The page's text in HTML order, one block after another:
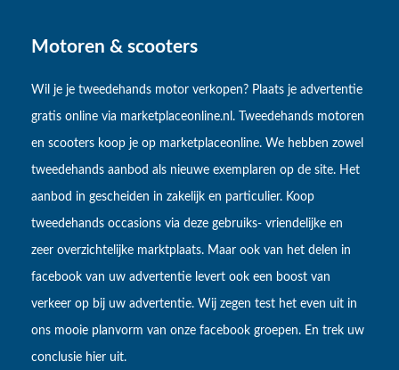
Motoren & scooters
Wil je je tweedehands motor verkopen? Plaats je advertentie
gratis online via marketplaceonline.nl. Tweedehands motoren
en scooters koop je op marketplaceonline. We hebben zowel
tweedehands aanbod als nieuwe exemplaren op de site. Het
aanbod in gescheiden in zakelijk en particulier. Koop
tweedehands occasions via deze gebruiks- vriendelijke en
zeer overzichtelijke marktplaats. Maar ook van het delen in
facebook van uw advertentie levert ook een boost van
verkeer op bij uw advertentie. Wij zegen test het even uit in
ons mooie planvorm van onze facebook groepen. En trek uw
conclusie hier uit.